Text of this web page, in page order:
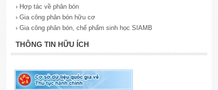
› Hợp tác về phân bón
› Gia công phân bón hữu cơ
› Gia công phân bón, chế phẩm sinh học SIAMB
THÔNG TIN HỮU ÍCH